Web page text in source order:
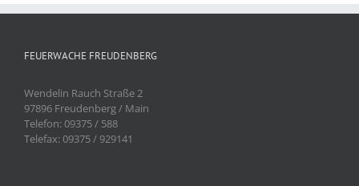
FEUERWACHE FREUDENBERG
Wendelin Rauch Straße 2
97896 Freudenberg / Main
Telefon: 09375 / 588
Telefax: 09375 / 929141